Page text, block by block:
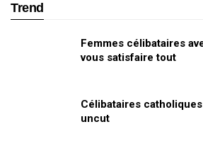
Trend
Femmes célibataires
vous satisfaire tout
Célibataires
uncut